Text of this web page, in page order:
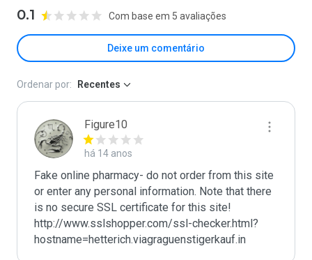
0.1 Com base em 5 avaliações
Deixe um comentário
Ordenar por: Recentes
Figure10
há 14 anos
Fake online pharmacy- do not order from this site
or enter any personal information. Note that there
is no secure SSL certificate for this site!
http://www.sslshopper.com/ssl-checker.html?
hostname=hetterich.viagraguenstigerkauf.in